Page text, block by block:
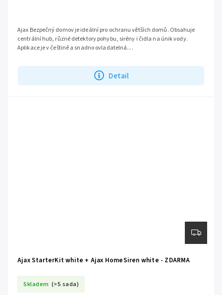
Detail
Ajax Bezpečný domov je ideální pro ochranu větších domů. Obsahuje
centrální hub, různé detektory pohybu, sirény i čidla na únik vody.
Aplikace je v češtině a snadno ovladatelná....
Ajax StarterKit white + Ajax HomeSiren white - ZDARMA
Skladem (>5 sada)